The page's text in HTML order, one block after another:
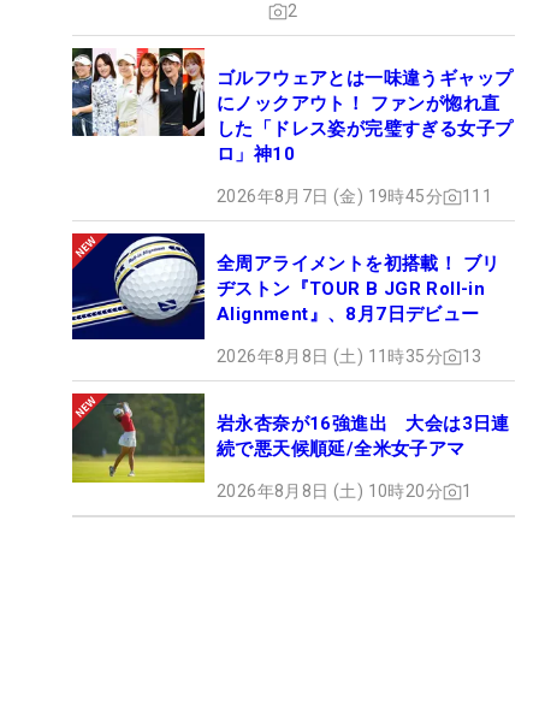
2
ゴルフウェアとは一味違うギャップ
にノックアウト！ ファンが惚れ直
した「ドレス姿が完璧すぎる女子プ
ロ」神10
2026年8月7日 (金) 19時45分 111
全周アライメントを初搭載！ ブリ
ヂストン『TOUR B JGR Roll-in
Alignment』、8月7日デビュー
2026年8月8日 (土) 11時35分 13
岩永杏奈が16強進出 大会は3日連
続で悪天候順延/全米女子アマ
2026年8月8日 (土) 10時20分 1